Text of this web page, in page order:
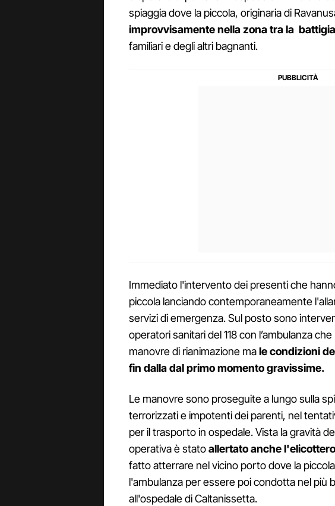
spiaggia dove la piccola, originaria di
improvvisamente nella zona tra la
familiari e degli altri bagnanti.
Immediato l'intervento dei presenti che
piccola lanciando contemporaneamente
servizi di emergenza. Sul posto sono
operatori sanitari del 118 con l’ambulanza
manovre di rianimazione male condizioni
fin dalla dal primo momento gravissime.
Le manovre sono proseguite a lungo sulla
terrorizzati e impotenti dei parenti, nel
per il trasporto in ospedale. Vista la gravità
operativa è statoallertato anche
fatto atterrare nel vicino porto dove la
l'ambulanza per essere poi condotta nel più
all'ospedale di Caltanissetta.